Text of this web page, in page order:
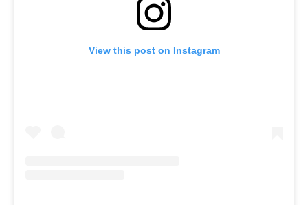
View this post on Instagram